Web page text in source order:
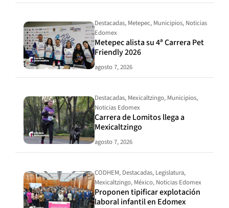
Destacadas, Metepec, Municipios, Noticias
Edomex
Metepec alista su 4ª Carrera Pet
Friendly 2026
agosto 7, 2026
Destacadas, Mexicaltzingo, Municipios,
Noticias Edomex
Carrera de Lomitos llega a
Mexicaltzingo
agosto 7, 2026
CODHEM, Destacadas, Legislatura,
Mexicaltzingo, México, Noticias Edomex
Proponen tipificar explotación
laboral infantil en Edomex